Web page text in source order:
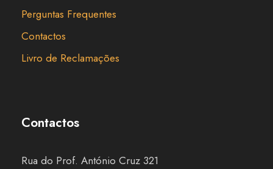
Perguntas Frequentes
Contactos
Livro de Reclamações
Contactos
Rua do Prof. António Cruz 321